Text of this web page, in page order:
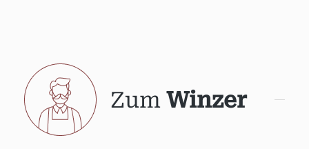
Zum Winzer